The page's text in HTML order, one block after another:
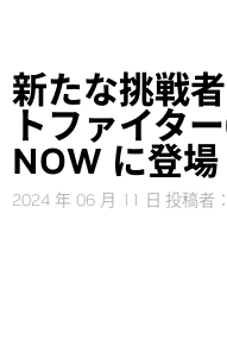
新たな挑戦
トファイタ
NOW に登場
2024 年 06 月 11 日 投稿者：